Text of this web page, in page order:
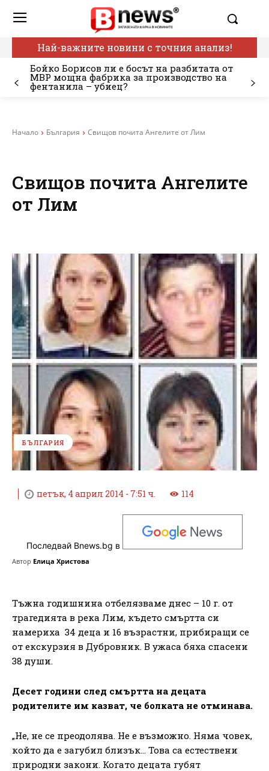
Най-важните новини с точния анализ!
Бойко Борисов ли е босът на разбитата от
МВР мощна фабрика за производство на
фентанила – убиец?
Начало България Свищов почита Ангелите от Лим
Свищов почита Ангелите
от Лим
БЪЛГАРИЯ
петък, 4 април 2014 - 7:51 ч. 114
Последвай Bnews.bg в
Автор Елица Христова
Тъжна годишнина отбелязваме днес – 10 г. от
трагедията в река Лим, където смъртта си
намериха 34 деца и 16 възрастни, прибиращи се
от екскурзия в Дубровник. В ужаса бяха спасени
38 души.
Десет години след смъртта на децата
родителите им казват, че болката не отминава.
„Не, не се преодолява. Не е възможно. Няма човек,
който да е загубил близък… Това са естествени
природни закони. Когато децата губят